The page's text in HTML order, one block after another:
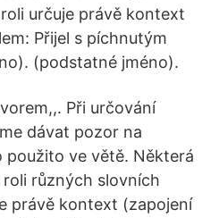
určuje právě kontext
Přijel s píchnutým
(podstatné jméno).
Při určování
dávat pozor na
ve větě. Některá
různých slovních
právě kontext (zapojení